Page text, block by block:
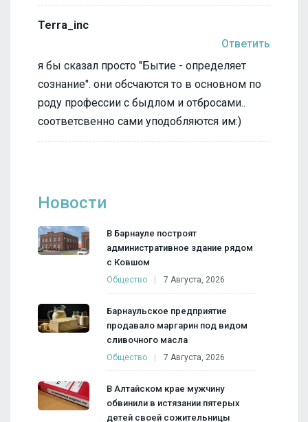
Terra_inc
Ответить
я бы сказал просто "Бытие - определяет
сознание". они обсчаются то в основном по
роду профессии с быдлом и отбросами..
соответсвенно сами уподобляются им:)
Новости
В Барнауле построят
административное здание рядом
с Ковшом
Общество 7 Августа, 2026
Барнаульское предприятие
продавало маргарин под видом
сливочного масла
Общество 7 Августа, 2026
В Алтайском крае мужчину
обвинили в истязании пятерых
детей своей сожительницы